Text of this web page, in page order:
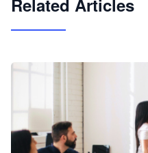
Related Articles